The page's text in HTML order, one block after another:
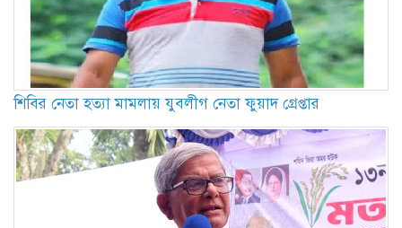
শিবির নেতা হত্যা মামলায় যুবলীগ নেতা ফুয়াদ গ্রেপ্তার